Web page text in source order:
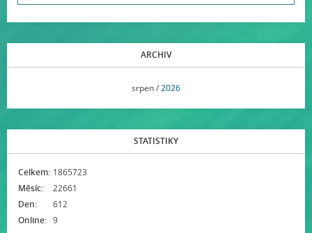
ARCHIV
srpen /2026
STATISTIKY
Online: 9
Celkem: 1865723
Měsíc:
22661
Den:
612